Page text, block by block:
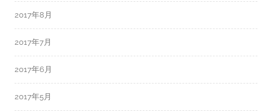
2017年8月
2017年7月
2017年6月
2017年5月